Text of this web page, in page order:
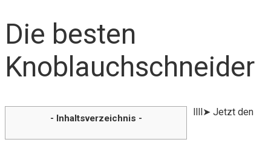
Die besten
Knoblauchschneider
- Inhaltsverzeichnis -
llll➤ Jetzt den